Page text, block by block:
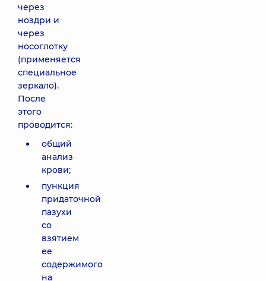
через
ноздри и
через
носоглотку
(применяется
специальное
зеркало).
После
этого
проводится:
общий
анализ
крови;
пункция
придаточной
пазухи
со
взятием
ее
содержимого
на